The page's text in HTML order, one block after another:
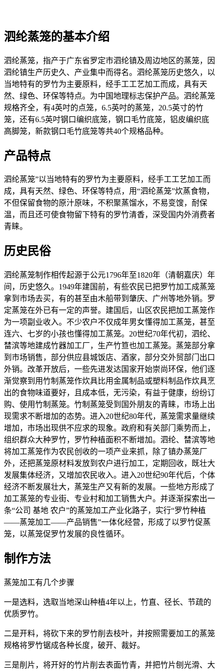
泗纶蒸笼的基本介绍
泗纶蒸笼，指产于广东省罗定市泗纶镇及周边地区的蒸笼，因
泗纶镇生产历史久、产业集中而得名。泗纶蒸笼历史悠久，以
当地特有的罗竹为主要原料，经手工工艺加工而成，具有天
然、绿色、环保等特点。为中国地理标志保护产品。泗纶蒸笼
规格齐全，有4英吋的点笼，6.5英吋的蒸笼，20.5英寸的竹
笼，还有6.5英吋钢口编织底笼，钢口毛竹底笼，铝皮编织底
高脚笼，新款钢口毛竹底笼等共40个规格品种。
产品特点
泗纶蒸笼”以当地特有的罗竹为主要原料，经手工工艺加工而
成，具有天然、绿色、环保等特点，用“泗纶蒸笼”炊蒸食物，
不但保留食物的原汁原味，不积聚蒸馏水，不易变馊，耐保
温，而且还可使食物留下特有的罗竹清香，深受国内外消费者
青睐。
历史民俗
泗纶蒸笼制作相传起源于公元1796年至1820年（清朝嘉庆）年
间，历史悠久。1949年建国前，有些农民已把罗竹加工成蒸笼
拿到市场去买，有的甚至由木船带到肇庆、广州等地外销。罗
定蒸笼在外已有一定的声誉。建国后，山区农民把加工蒸笼作
为一项副业收入。不少农户不仅成年男女懂得加工蒸笼，甚至
连六、七岁的小孩也懂得加工蒸笼。20世纪70年代初，泗纶、
榃滨等地建成竹器加工厂，生产竹笪也加工蒸笼。蒸笼部分拿
到市场销售，部分供应县城饭店、酒家，部分交外贸部门出口
外销。改革开放后，一些先进发达国家开始崇尚环保，他们逐
渐觉察到用竹制蒸笼作炊具比用金属制品或塑料制品作炊具烹
出的食物味道要好，且成本低，无污染，有益于健康，纷纷订
购、使用竹制蒸笼。竹制蒸笼受到国外朋友的青睐，市场上出
现需求不断增加的态势。进入20世纪80年代，蒸笼需求量继续
增加，市场出现供不应求的现象。政府和有关部门乘势而上，
组织群众大种罗竹，罗竹种植面积不断增加。泗纶、榃滨等地
将加工蒸笼作为农民创收的一项产业来抓，除了镇办蒸笼厂
外，还把蒸笼原材料发放到农户进行加工，定期回收，既壮大
发展集体经济，又增加农民收入。进入20世纪90年代后，个体
经济不断发展壮大，蒸笼生产又有新的发展。一些地方形成了
加工蒸笼的专业街、专业村和加工销售大户。并逐渐探索出一
条“公司 基地 农户”的蒸笼加工产业化路子，实行“罗竹种植
——蒸笼加工——产品销售”一体化经营，形成了以罗竹促蒸
笼，以蒸笼促罗竹发展的良性循环。
制作方法
蒸笼加工有几个步骤
一是选料，选取当地深山种植4年以上，竹直、径长、节疏的
优质罗竹。
二是开料，将砍下来的罗竹削去枝叶，并按照需要加工的蒸笼
规格将罗竹锯成各种长度，破开、裁好。
三是削片，将开好的竹片削去表面竹青，并把竹片刨光滑、大